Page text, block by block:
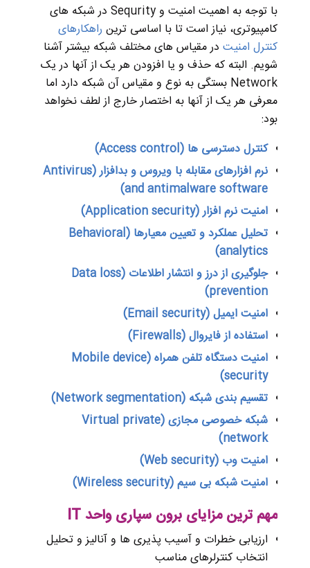
با توجه به اهمیت امنیت و Sequrity در شبکه های
کامپیوتری، نیاز است تا با اساسی ترین راهکارهای
کنترل امنیت در مقیاس های مختلف شبکه بیشتر آشنا
شویم. البته که حذف و یا افزودن هر یک از آنها در یک
Network بستگی به نوع و مقیاس آن شبکه دارد اما
معرفی هر یک از آنها به اختصار خارج از لطف نخواهد
بود:
کنترل دسترسی ها (Access control)
نرم افزارهای مقابله با ویروس و بدافزار (Antivirus
and antimalware software)
امنیت نرم افزار (Application security)
تحلیل عملکرد و تعیین معیارها (Behavioral
analytics)
جلوگیری از درز و انتشار اطلاعات (Data loss
prevention)
امنیت ایمیل (Email security)
استفاده از فایروال (Firewalls)
امنیت دستگاه تلفن همراه (Mobile device
security)
تقسیم بندی شبکه (Network segmentation)
شبکه خصوصی مجازی (Virtual private
network)
امنیت وب (Web security)
امنیت شبکه بی سیم (Wireless security)
مهم ترین مزایای برون سپاری واحد IT
ارزیابی خطرات و آسیب پذیری ها و آنالیز و تحلیل
انتخاب کنترلرهای مناسب